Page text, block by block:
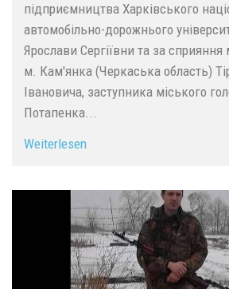
підприємництва Харківського
автомобільно-дорожнього
Ярослави Сергіївни та за сприяння
м. Кам'янка (Черкаська область)
Івановича, заступника міського
Потапенка...
Weiterlesen